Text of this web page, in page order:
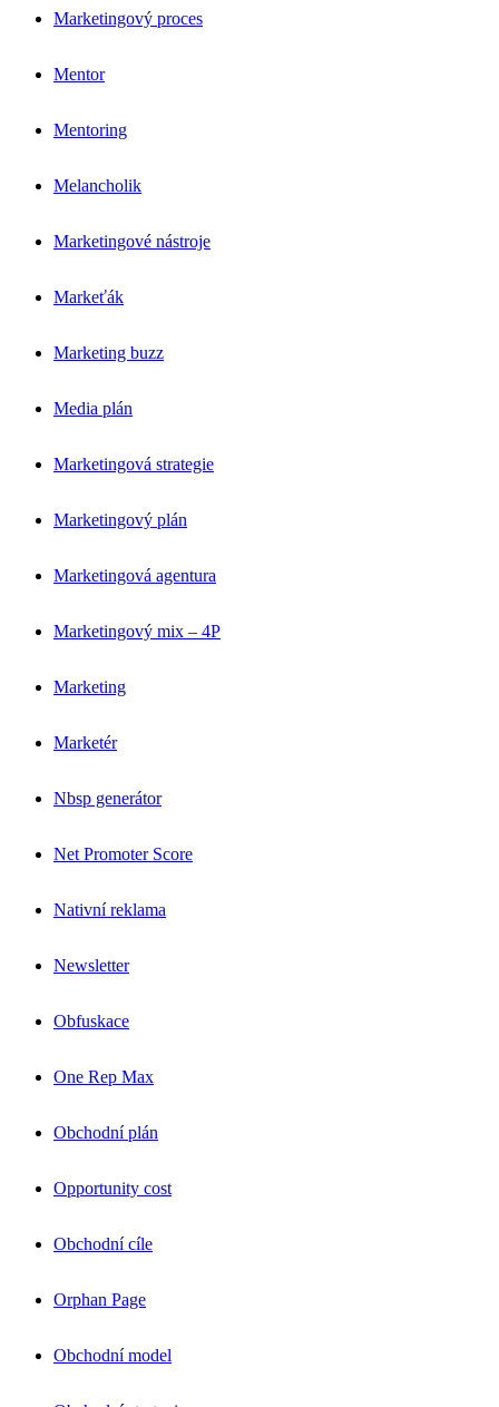
Marketingový proces
Mentor
Mentoring
Melancholik
Marketingové nástroje
Markeťák
Marketing buzz
Media plán
Marketingová strategie
Marketingový plán
Marketingová agentura
Marketingový mix – 4P
Marketing
Marketér
Nbsp generátor
Net Promoter Score
Nativní reklama
Newsletter
Obfuskace
One Rep Max
Obchodní plán
Opportunity cost
Obchodní cíle
Orphan Page
Obchodní model